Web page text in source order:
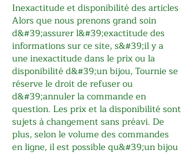
Inexactitude et disponibilité des articles
Alors que nous prenons grand soin
d&#39;assurer l&#39;exactitude des
informations sur ce site, s&#39;il y a
une inexactitude dans le prix ou la
disponibilité d&#39;un bijou, Tournie se
réserve le droit de refuser ou
d&#39;annuler la commande en
question. Les prix et la disponibilité sont
sujets à changement sans préavi. De
plus, selon le volume des commandes
en ligne, il est possible qu&#39;un bijou